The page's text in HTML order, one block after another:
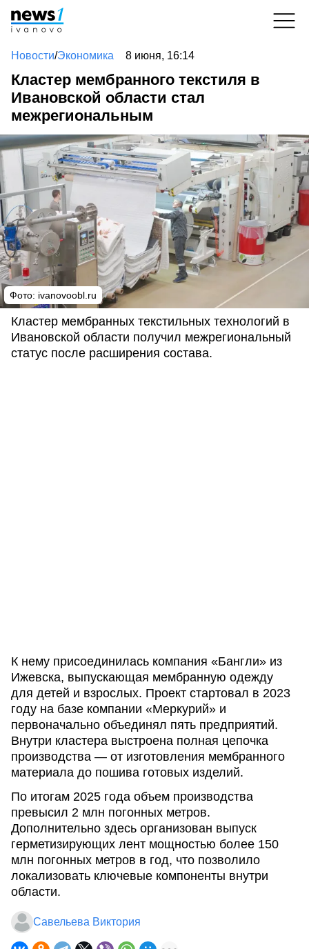
Новости/Экономика 8 июня, 16:14
Кластер мембранного текстиля в
Ивановской области стал
межрегиональным
Фото: ivanovoobl.ru
Кластер мембранных текстильных технологий в
Ивановской области получил межрегиональный
статус после расширения состава.
К нему присоединилась компания «Бангли» из
Ижевска, выпускающая мембранную одежду
для детей и взрослых. Проект стартовал в 2023
году на базе компании «Меркурий» и
первоначально объединял пять предприятий.
Внутри кластера выстроена полная цепочка
производства — от изготовления мембранного
материала до пошива готовых изделий.
По итогам 2025 года объем производства
превысил 2 млн погонных метров.
Дополнительно здесь организован выпуск
герметизирующих лент мощностью более 150
млн погонных метров в год, что позволило
локализовать ключевые компоненты внутри
области.
Савельева Виктория